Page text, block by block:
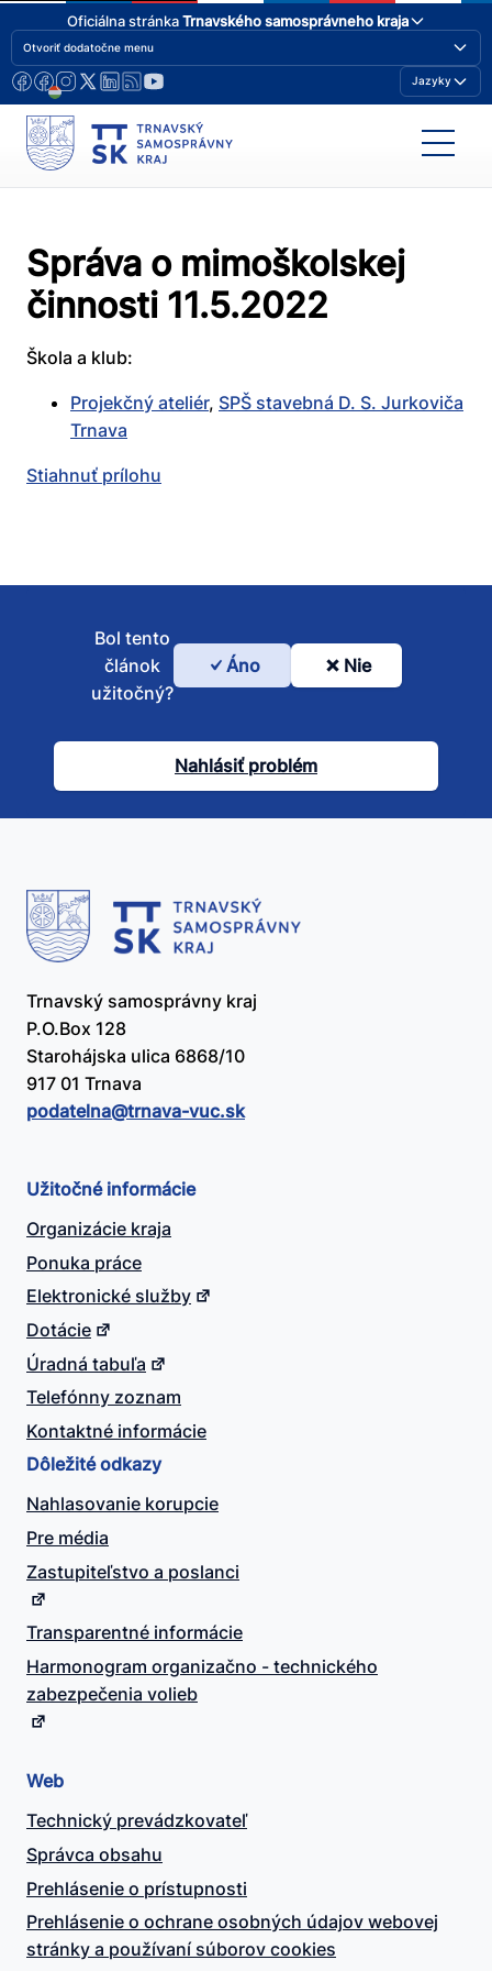
Oficiálna stránkaTrnavského samosprávneho kraja
Otvoriť dodatočne menu
Jazyky
Správa o mimoškolskej
činnosti 11.5.2022
Škola a klub:
Projekčný ateliér, SPŠ stavebná D. S. Jurkoviča
Trnava
Stiahnuť prílohu
Bol
článok
užitočný?
Bol tento
článok
užitočný?
Áno Nie
Nahlásiť problém
Trnavský samosprávny kraj
P.O.Box 128
Starohájska ulica 6868/10
917 01 Trnava
podatelna@​trnava-vuc.sk
Užitočné informácie
Organizácie kraja
Ponuka práce
Elektronické služby
Dotácie
Úradná tabuľa
Telefónny zoznam
Kontaktné informácie
Dôležité odkazy
Nahlasovanie korupcie
Pre média
Zastupiteľstvo a poslanci
Transparentné informácie
Harmonogram organizačno - technického
zabezpečenia volieb
Web
Technický prevádzkovateľ
Správca obsahu
Prehlásenie o prístupnosti
Prehlásenie o ochrane osobných údajov webovej
stránky a používaní súborov cookies